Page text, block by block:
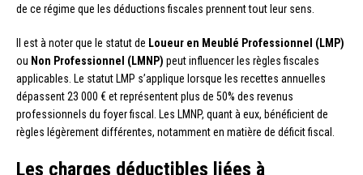
de ce régime que les déductions fiscales prennent tout leur sens.
Il est à noter que le statut de Loueur en Meublé Professionnel (LMP)
ou Non Professionnel (LMNP) peut influencer les règles fiscales
applicables. Le statut LMP s’applique lorsque les recettes annuelles
dépassent 23 000 € et représentent plus de 50% des revenus
professionnels du foyer fiscal. Les LMNP, quant à eux, bénéficient de
règles légèrement différentes, notamment en matière de déficit fiscal.
Les charges déductibles liées à